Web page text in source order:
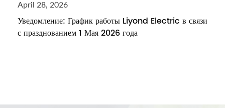
April 28, 2026
Уведомление: График работы Liyond Electric в связи
с празднованием 1 Мая 2026 года